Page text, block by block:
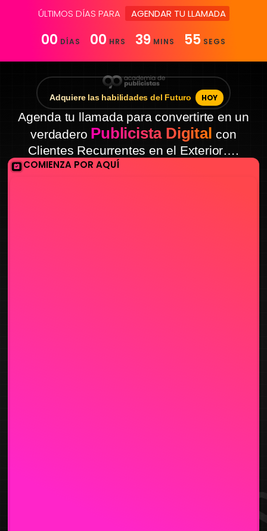
ÚLTIMOS DÍAS PARA AGENDAR TU LLAMADA
00 DÍAS 00 HRS 39 MINS 55 SEGS
Adquiere las habilidades del Futuro HOY
Agenda tu llamada para convertirte en un
verdadero Publicista Digitalcon
Clientes Recurrentes en el Exterior….
COMIENZA POR AQUÍ